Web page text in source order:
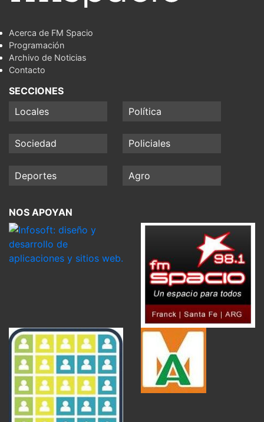
Acerca de FM Spacio
Programación
Archivo de Noticias
Contacto
SECCIONES
Locales
Política
Sociedad Policiales
Deportes Agro
NOS APOYAN